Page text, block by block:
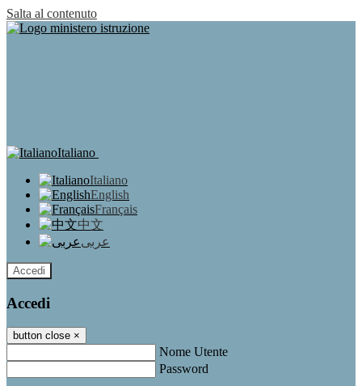
Salta al contenuto
Italiano
Italiano
English
Français
中文
عربى
Accedi
Accedi
button close ×
Nome Utente
Password